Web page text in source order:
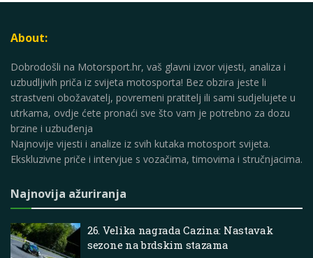
About:
Dobrodošli na Motorsport.hr, vaš glavni izvor vijesti, analiza i
uzbudljivih priča iz svijeta motosporta! Bez obzira jeste li
strastveni obožavatelj, povremeni pratitelj ili sami sudjelujete u
utrkama, ovdje ćete pronaći sve što vam je potrebno za dozu
brzine i uzbuđenja
Najnovije vijesti i analize iz svih kutaka motosport svijeta.
Ekskluzivne priče i intervjue s vozačima, timovima i stručnjacima.
Najnovija ažuriranja
26. Velika nagrada Cazina: Nastavak
sezone na brdskim stazama